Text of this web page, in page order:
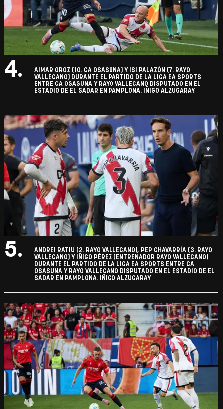
4.
AIMAR OROZ (10. CA OSASUNA) Y ISI PALAZÓN (7. RAYO
VALLECANO) DURANTE EL PARTIDO DE LA LIGA EA SPORTS
ENTRE CA OSASUNA Y RAYO VALLECANO DISPUTADO EN EL
ESTADIO DE EL SADAR EN PAMPLONA. IÑIGO ALZUGARAY
5.
ANDREI RATIU (2. RAYO VALLECANO), PEP CHAVARRÍA (3. RAYO
VALLECANO) Y IÑIGO PÉREZ (ENTRENADOR RAYO VALLECANO)
DURANTE EL PARTIDO DE LA LIGA EA SPORTS ENTRE CA
OSASUNA Y RAYO VALLECANO DISPUTADO EN EL ESTADIO DE EL
SADAR EN PAMPLONA. IÑIGO ALZUGARAY